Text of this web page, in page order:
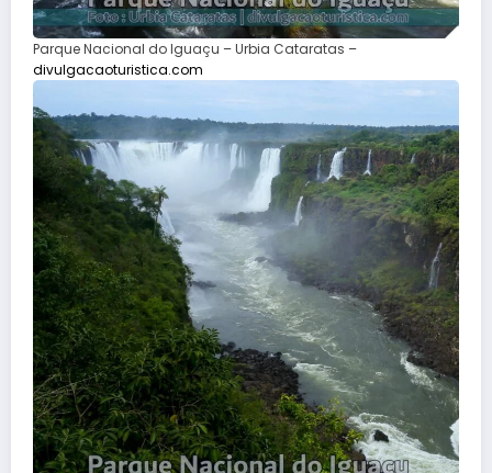
Parque Nacional do Iguaçu – Urbia Cataratas –
divulgacaoturistica.com